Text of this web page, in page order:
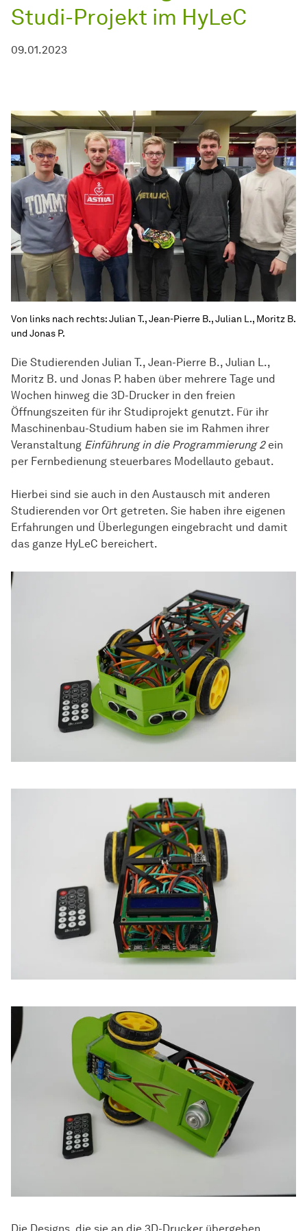
Studi-Projekt im HyLeC
09.01.2023
Von links nach rechts: Julian T., Jean-Pierre B., Julian L., Moritz B.
und Jonas P.
Die Studierenden Julian T., Jean-Pierre B., Julian L.,
Moritz B. und Jonas P. haben über mehrere Tage und
Wochen hinweg die 3D-Drucker in den freien
Öffnungszeiten für ihr Studiprojekt genutzt. Für ihr
Maschinenbau-Studium haben sie im Rahmen ihrer
Veranstaltung Einführung in die Programmierung 2 ein
per Fernbedienung steuerbares Modellauto gebaut.
Hierbei sind sie auch in den Austausch mit anderen
Studierenden vor Ort getreten. Sie haben ihre eigenen
Erfahrungen und Überlegungen eingebracht und damit
das ganze HyLeC bereichert.